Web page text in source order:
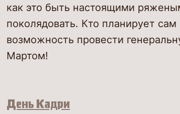
как это быть настоящими
поколядовать. Кто планирует
возможность провести
Мартом!
День Кадри